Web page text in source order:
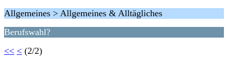
Allgemeines > Allgemeines & Alltägliches
Berufswahl?
<< < (2/2)